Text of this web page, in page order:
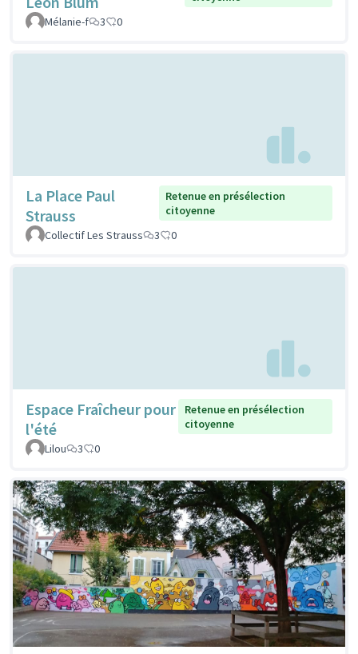
Mélanie-f
3 0
La Place Paul
Strauss
Retenue en présélection
citoyenne
Collectif Les Strauss
3 0
Espace Fraîcheur pour
l'été
Retenue en présélection
citoyenne
Lilou
3 0